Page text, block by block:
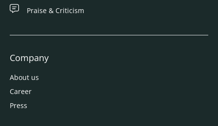
Praise & Criticism
Company
About us
Career
Press